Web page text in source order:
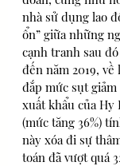
nhà sử dụng lao
ổn” giữa những
cạnh tranh sau
đến năm 2019,
đắp mức sụt
xuất khẩu của Hy
(mức tăng 36%)
này xóa đi sự
toán đã vượt quá